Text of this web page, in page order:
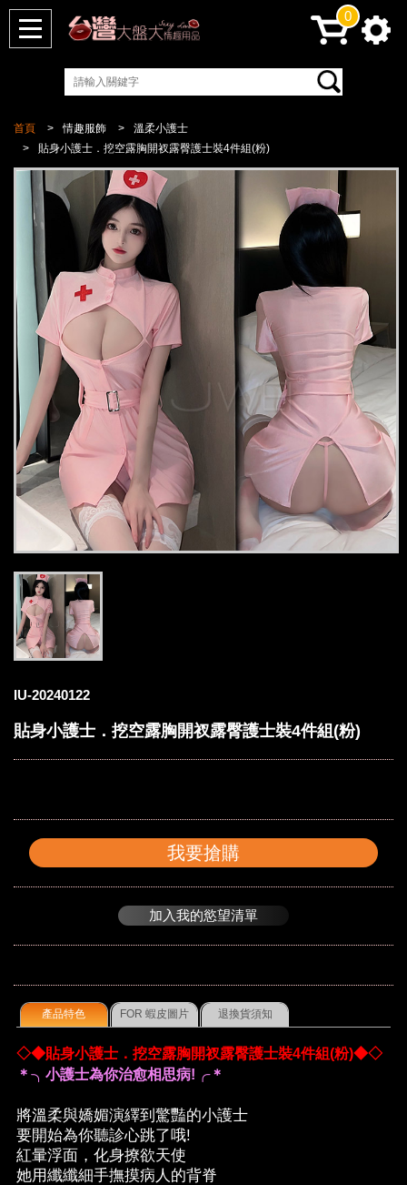
首頁 情趣服飾
溫柔小護士
貼身小護士．挖空露胸開衩露臀護士裝4件組(粉)
IU-20240122
貼身小護士．挖空露胸開衩露臀護士裝4件組(粉)
我要搶購
加入我的慾望清單
產品特色 FOR 蝦皮圖片 退換貨須知
◇◆貼身小護士．挖空露胸開衩露臀護士裝4件組(粉)◆◇
＊╮小護士為你治愈相思病!╭＊
將溫柔與嬌媚演繹到驚豔的小護士
要開始為你聽診心跳了哦!
紅暈浮面，化身撩欲天使
她用纖纖細手撫摸病人的背脊
0